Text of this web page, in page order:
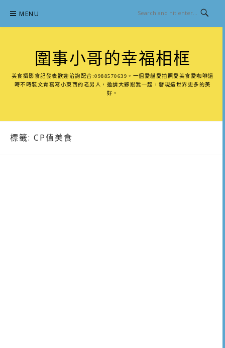
content
MENU
圍事小哥的幸福相框
美食攝影食記發表歡迎洽詢配合:0988570639。一個愛貓愛拍照愛美食愛咖啡還
時不時裝文青寫寫小東西的老男人，邀請大夥跟我一起，發現這世界更多的美
好。
標籤: CP值美食